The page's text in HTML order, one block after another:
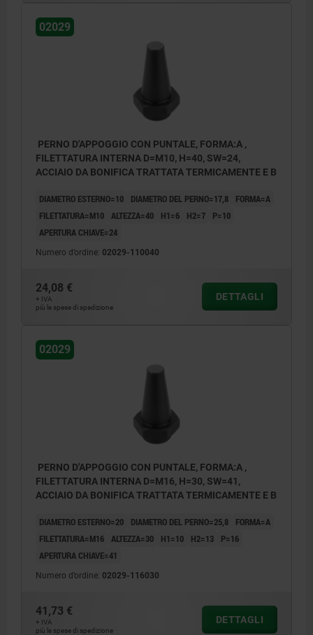
02029
PERNO D'APPOGGIO CON PUNTALE, FORMA:A ,
FILETTATURA INTERNA D=M10, H=40, SW=24,
ACCIAIO DA BONIFICA TRATTATA TERMICAMENTE E B
DIAMETRO ESTERNO=10 DIAMETRO DEL PERNO=17,8
FORMA=A
FILETTATURA=M10 ALTEZZA=40 H1=6 H2=7
P=10
APERTURA CHIAVE=24
Numero d’ordine: 02029-110040
24,08 €
+ IVA
più le spese di spedizione
DETTAGLI
02029
PERNO D'APPOGGIO CON PUNTALE, FORMA:A ,
FILETTATURA INTERNA D=M16, H=30, SW=41,
ACCIAIO DA BONIFICA TRATTATA TERMICAMENTE E B
DIAMETRO ESTERNO=20 DIAMETRO DEL PERNO=25,8
FORMA=A
FILETTATURA=M16
ALTEZZA=30 H1=10 H2=13
P=16
APERTURA CHIAVE=41
Numero d’ordine: 02029-116030
41,73 €
+ IVA
più le spese di spedizione
DETTAGLI